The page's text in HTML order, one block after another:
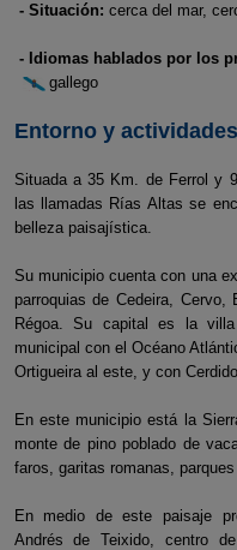
- Situación: cerca del mar,
- Idiomas hablados por los
gallego
Entorno y actividades
Situada a 35 Km. de Ferrol y
las llamadas Rías Altas se
belleza paisajística.
Su municipio cuenta con una
parroquias de Cedeira,
Régoa. Su capital es la
municipal con el Océano
Ortigueira al este, y con
En este municipio está la
monte de pino poblado de
faros, garitas romanas,
En medio de este paisaje
Andrés de Teixido, centro